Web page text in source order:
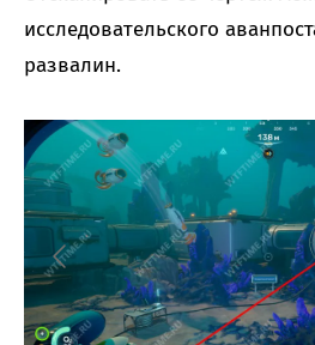
исследовательского
развалин.